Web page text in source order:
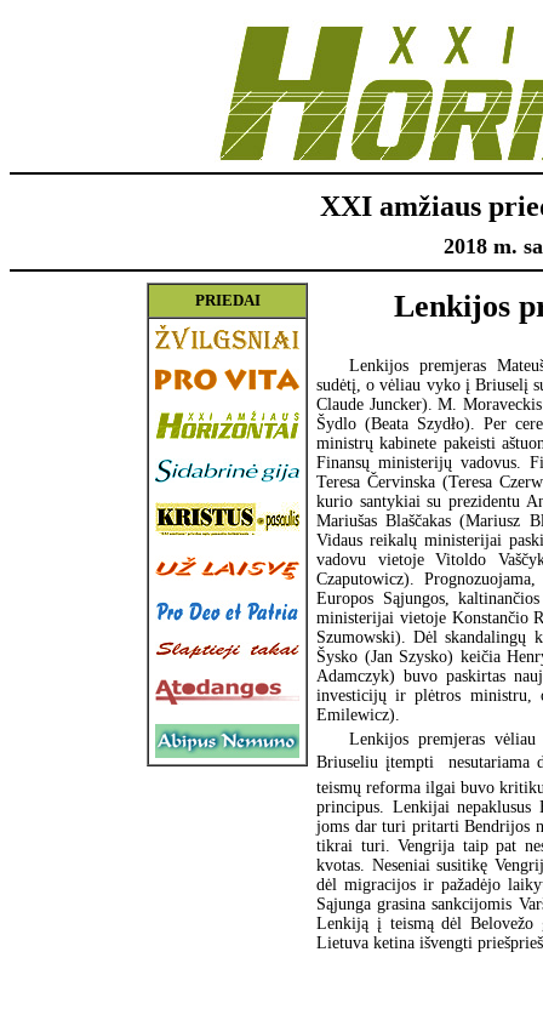
XXI amžiaus
2018 m.
PRIEDAI Lenkijos
Lenkijos premjeras
sudėtį, o vėliau vyko į Briuselį
Claude Juncker). M.
Šydlo (Beata Szydło). Per
ministrų kabinete pakeisti
Finansų ministerijų vadovus.
Teresa Červinska (Teresa
kurio santykiai su prezidentu
Mariušas Blaščakas (Mariusz
Vidaus reikalų ministerijai
vadovu vietoje Vitoldo
Czaputowicz).
Europos Sąjungos,
ministerijai vietoje Konstančio
Szumowski). Dėl skandalingų
Šysko (Jan Szysko) keičia
Adamczyk) buvo paskirtas
investicijų ir plėtros ministru,
Emilewicz).
Lenkijos premjeras
Briuseliu įtempti 
teismų reforma ilgai buvo
principus. Lenkijai nepaklusus
joms dar turi pritarti Bendrijos
tikrai turi. Vengrija taip pat
kvotas. Neseniai susitikę
dėl migracijos ir pažadėjo
Sąjunga grasina sankcijomis
Lenkiją į teismą dėl
Lietuva ketina išvengti